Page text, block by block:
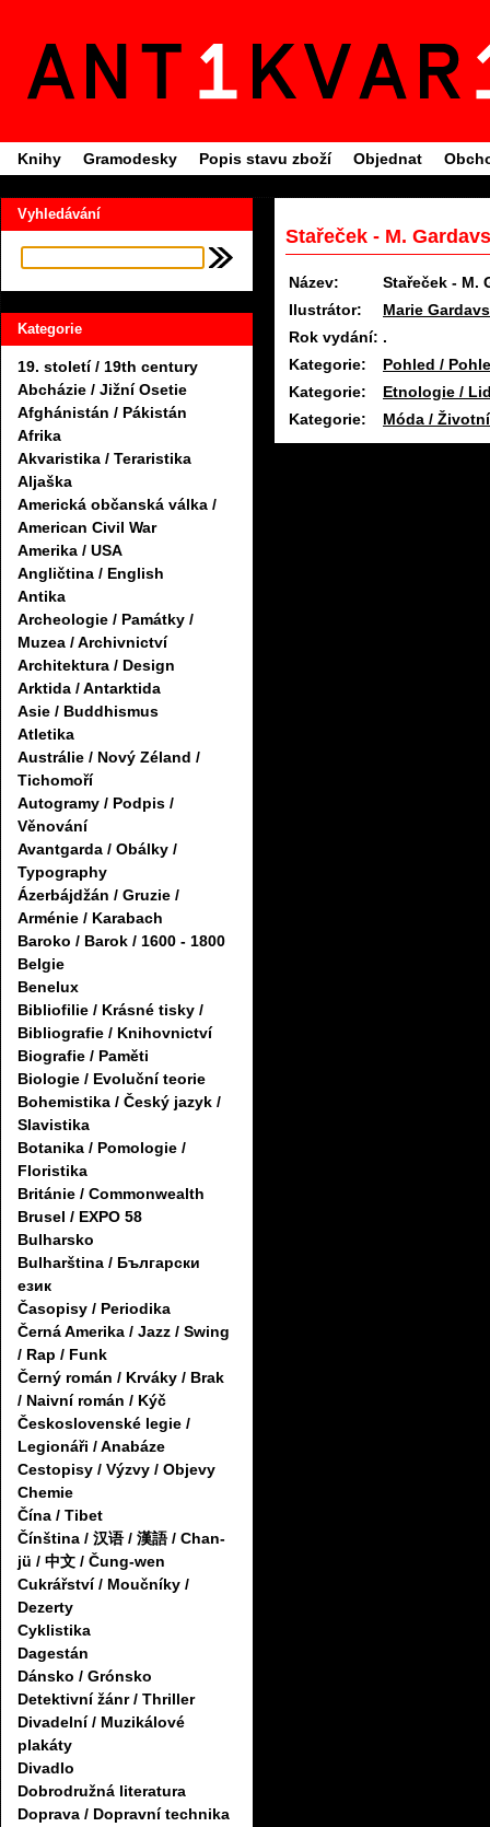
Knihy Gramodesky Popis stavu zboží Objednat
Vyhledávání
Kategorie
19. století / 19th century
Abcházie / Jižní Osetie
Afghánistán / Pákistán
Afrika
Akvaristika / Teraristika
Aljaška
Americká občanská válka /
American Civil War
Amerika / USA
Angličtina / English
Antika
Archeologie / Památky /
Muzea / Archivnictví
Architektura / Design
Arktida / Antarktida
Asie / Buddhismus
Atletika
Austrálie / Nový Zéland /
Tichomoří
Autogramy / Podpis /
Věnování
Avantgarda / Obálky /
Typography
Ázerbájdžán / Gruzie /
Arménie / Karabach
Baroko / Barok / 1600 - 1800
Belgie
Benelux
Bibliofilie / Krásné tisky /
Bibliografie / Knihovnictví
Biografie / Paměti
Biologie / Evoluční teorie
Bohemistika / Český jazyk /
Slavistika
Botanika / Pomologie /
Floristika
Británie / Commonwealth
Brusel / EXPO 58
Bulharsko
Bulharština / Български
език
Časopisy / Periodika
Černá Amerika / Jazz / Swing
/ Rap / Funk
Černý román / Krváky / Brak
/ Naivní román / Kýč
Československé legie /
Legionáři / Anabáze
Cestopisy / Výzvy / Objevy
Chemie
Čína / Tibet
Čínština / 汉语 / 漢語 / Chan-
jü / 中文 / Čung-wen
Cukrářství / Moučníky /
Dezerty
Cyklistika
Dagestán
Dánsko / Grónsko
Detektivní žánr / Thriller
Divadelní / Muzikálové
plakáty
Divadlo
Dobrodružná literatura
Doprava / Dopravní technika
Stařeček - M.
Název:
Stařeček - M.
Ilustrátor:
Marie
Rok vydání: .
Kategorie:
Pohled /
Kategorie:
Etnologie /
Kategorie:
Móda /